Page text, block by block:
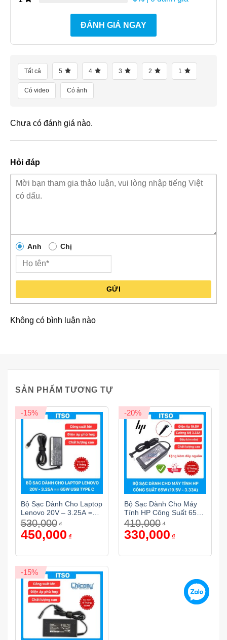
ĐÁNH GIÁ NGAY
Tất cả 5 4 3 2 1
Có video Có ảnh
Chưa có đánh giá nào.
Hỏi đáp
Anh Chị
GỬI
Không có bình luận nào
SẢN PHẨM TƯƠNG TỰ
-15%
Bộ Sạc Dành Cho Laptop
Lenovo 20V – 3.25A ==
65W USB Type C
530,000 ₫
Giá
gốc
450,000 ₫hiện
450,000₫.
-20%
Bộ Sạc Dành Cho Máy
Tính HP Công Suất 65W
(19.5V – 3.33A)
410,000 ₫
Giá
gốc
330,000 ₫hiện
330,000₫.
-15%